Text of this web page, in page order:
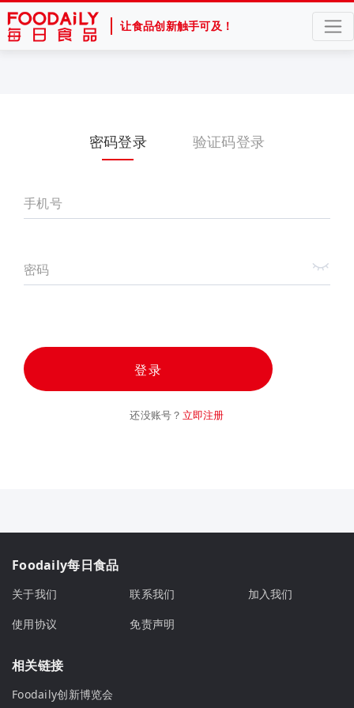
让食品创新触手可及！
密码登录 验证码登录
手机号
密码
登录
还没账号？ 立即注册
Foodaily每日食品
关于我们 联系我们
加入我们
使用协议
免责声明
相关链接
Foodaily创新博览会